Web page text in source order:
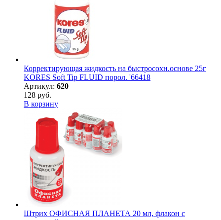
Корректирующая жидкость на быстросохн.основе 25г
KORES Soft Tip FLUID порол. '66418
Артикул: 620
128 руб.
В корзину
Штрих ОФИСНАЯ ПЛАНЕТА 20 мл, флакон с